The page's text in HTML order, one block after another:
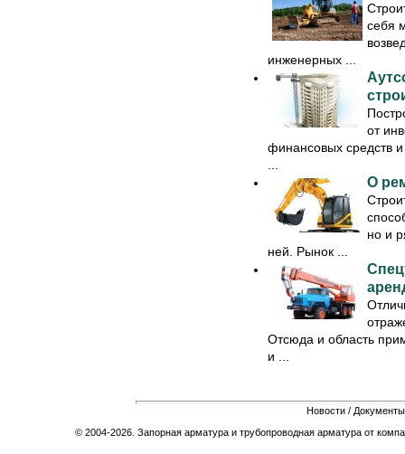
себя
инженерных ...
от
финансовых средств
О
но и
ней. Рынок ...
Отсюда и область
и ...
Новости / Документы
© 2004-2026. Запорная арматура и трубопроводная арматура от